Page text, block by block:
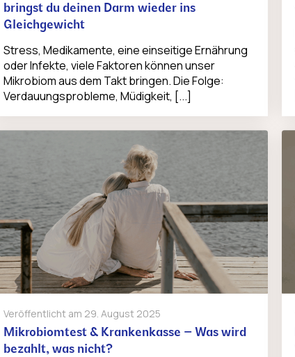
bringst du deinen Darm wieder ins
Gleichgewicht
Stress, Medikamente, eine einseitige Ernährung
oder Infekte, viele Faktoren können unser
Mikrobiom aus dem Takt bringen. Die Folge:
Verdauungsprobleme, Müdigkeit, [...]
Veröffentlicht am 29. August 2025
Mikrobiomtest & Krankenkasse – Was wird
bezahlt, was nicht?